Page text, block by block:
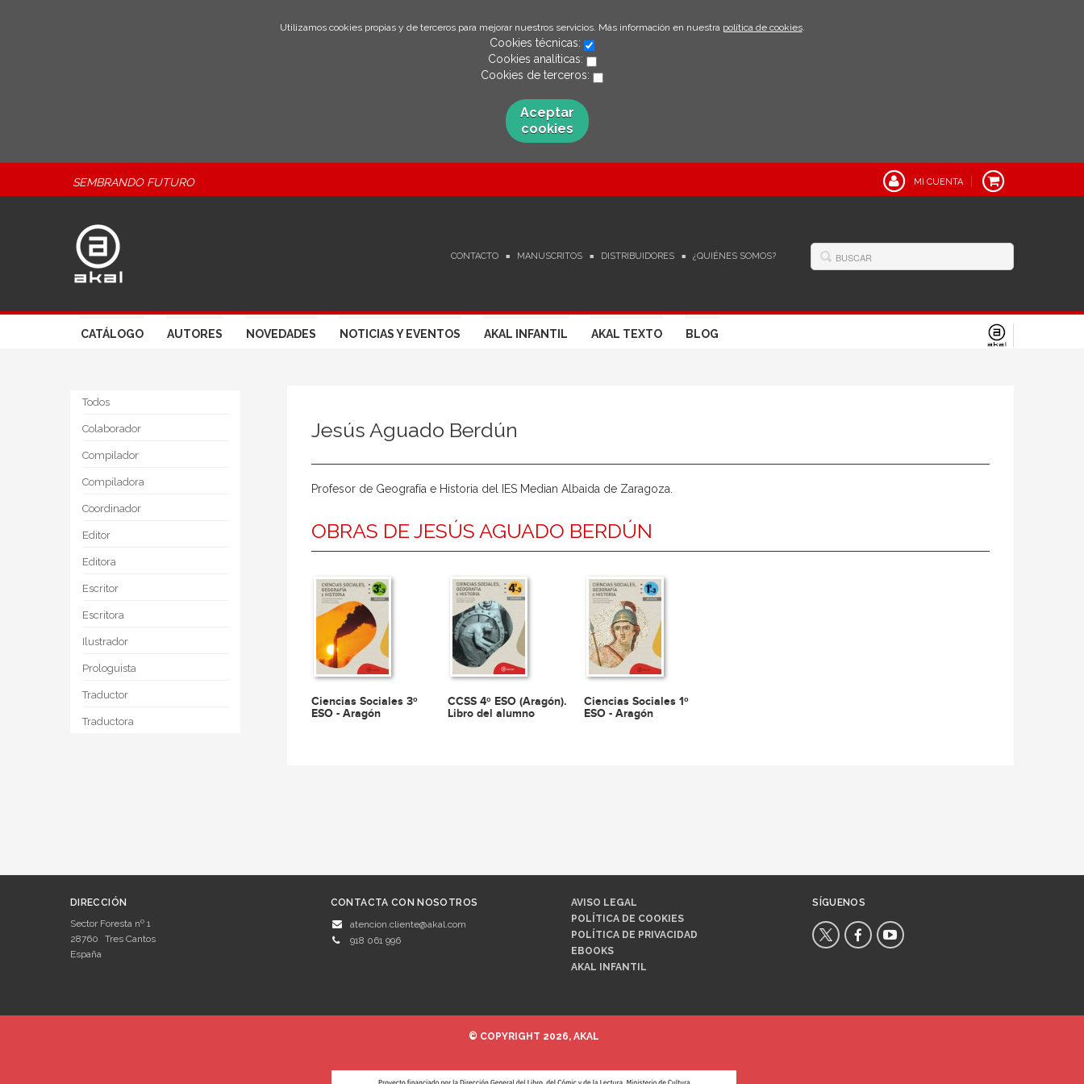
Utilizamos cookies propias y de terceros para mejorar nuestros servicios. Más información en nuestra política de cookies.
Cookies técnicas:
Cookies analíticas:
Cookies de terceros:
Aceptar
cookies
SEMBRANDO FUTURO MI CUENTA
CONTACTO MANUSCRITOS DISTRIBUIDORES ¿QUIÉNES SOMOS?
CATÁLOGO AUTORES NOVEDADES NOTICIAS Y EVENTOS AKAL INFANTIL AKAL TEXTO BLOG
Todos
Colaborador
Compilador
Compiladora
Coordinador
Editor
Editora
Escritor
Escritora
Ilustrador
Prologuista
Traductor
Traductora
Jesús Aguado Berdún
Profesor de Geografía e Historia del IES Median Albaida de Zaragoza.
OBRAS DE JESÚS AGUADO BERDÚN
Ciencias Sociales 3º
ESO - Aragón
CCSS 4º ESO (Aragón).
Libro del alumno
Ciencias Sociales 1º
ESO - Aragón
DIRECCIÓN
Sector Foresta nº 1
28760
Tres Cantos
España
CONTACTA CON NOSOTROS
atencion.cliente@akal.com
918 061 996
AVISO LEGAL
POLÍTICA DE COOKIES
POLÍTICA DE PRIVACIDAD
EBOOKS
AKAL INFANTIL
SÍGUENOS
© COPYRIGHT 2026, AKAL